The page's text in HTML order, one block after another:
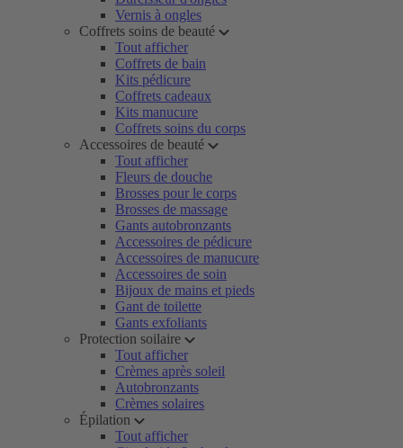
Vernis à ongles
Coffrets soins de beauté
Tout afficher
Coffrets de bain
Kits pédicure
Coffrets cadeaux
Kits manucure
Coffrets soins du corps
Accessoires de beauté
Tout afficher
Fleurs de douche
Brosses pour le corps
Brosses de massage
Gants autobronzants
Accessoires de pédicure
Accessoires de manucure
Accessoires de soin
Bijoux de mains et pieds
Gant de toilette
Gants exfoliants
Protection soilaire
Tout afficher
Crèmes après soleil
Autobronzants
Crèmes solaires
Épilation
Tout afficher